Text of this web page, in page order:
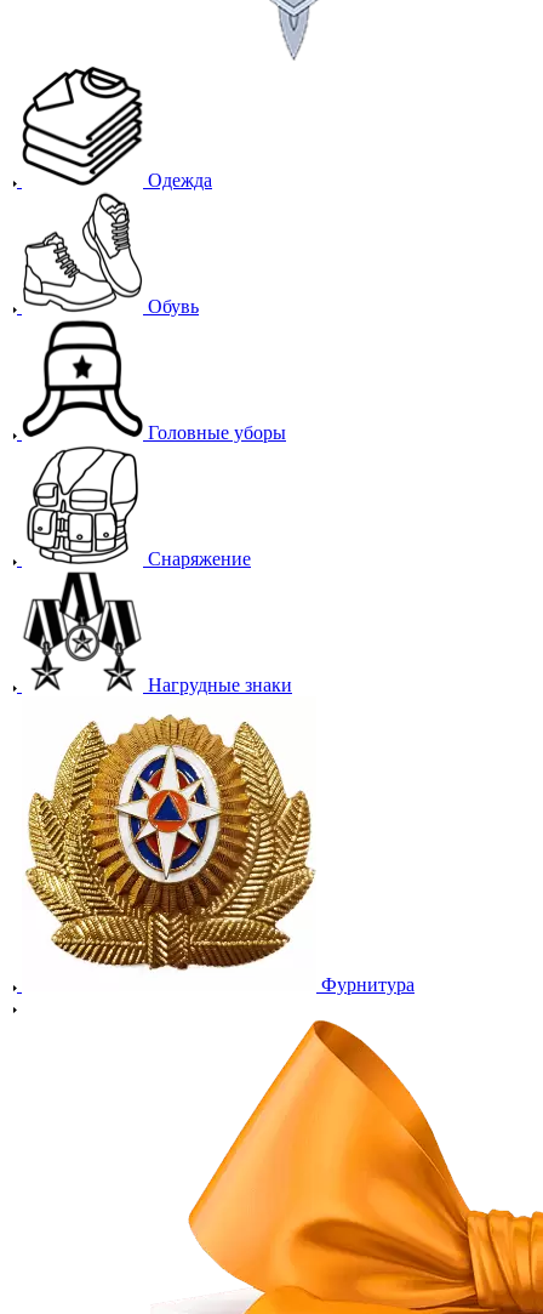
Одежда
Обувь
Головные уборы
Снаряжение
Нагрудные знаки
Фурнитура